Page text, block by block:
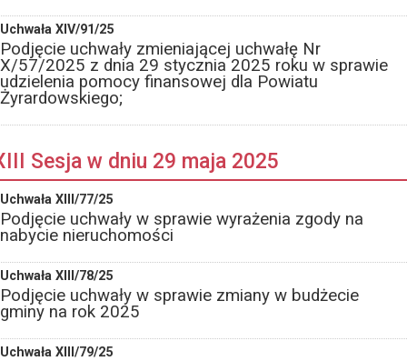
Uchwała XIV/91/25
Podjęcie uchwały zmieniającej uchwałę Nr
X/57/2025 z dnia 29 stycznia 2025 roku w sprawie
udzielenia pomocy finansowej dla Powiatu
Żyrardowskiego;
Sesja w dniu 29 maja 2025
Uchwała XIII/77/25
Podjęcie uchwały w sprawie wyrażenia zgody na
nabycie nieruchomości
Uchwała XIII/78/25
Podjęcie uchwały w sprawie zmiany w budżecie
gminy na rok 2025
Uchwała XIII/79/25